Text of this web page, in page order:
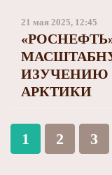
21 мая 2025, 12:45
ИЗУЧЕНИЮ
АРКТИКИ
1 2 3